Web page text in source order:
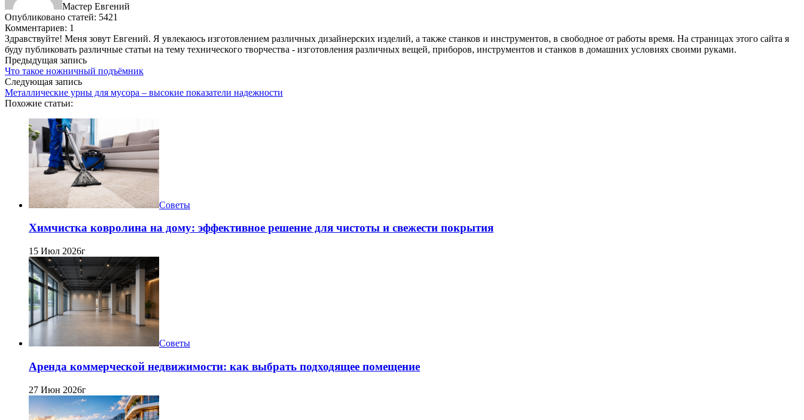
Мастер Евгений
Опубликовано статей: 5421
Комментариев: 1
Здравствуйте! Меня зовут Евгений. Я увлекаюсь изготовлением различных дизайнерских изделий, а также станков и инструментов, в свободное от работы время. На страницах этого сайта я
буду публиковать различные статьи на тему технического творчества - изготовления различных вещей, приборов, инструментов и станков в домашних условиях своими руками.
Предыдущая запись
Что такое ножничный подъёмник
Следующая запись
Металлические урны для мусора – высокие показатели надежности
Похожие статьи:
Советы
Химчистка ковролина на дому: эффективное решение для чистоты и свежести покрытия
15 Июл 2026г
Советы
Аренда коммерческой недвижимости: как выбрать подходящее помещение
27 Июн 2026г